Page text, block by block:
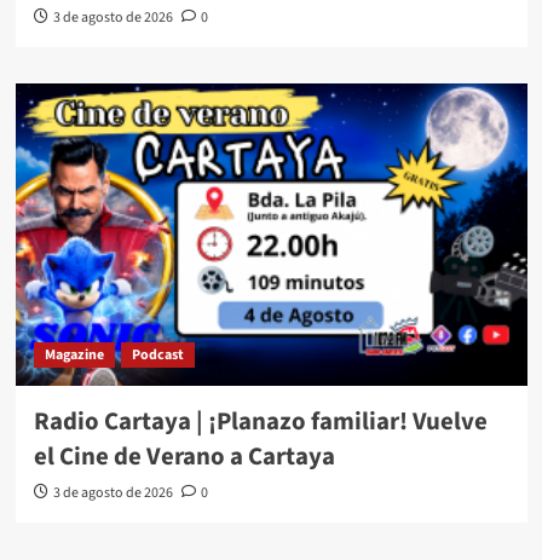
3 de agosto de 2026 0
Magazine Podcast
Radio Cartaya | ¡Planazo familiar! Vuelve
el Cine de Verano a Cartaya
3 de agosto de 2026 0